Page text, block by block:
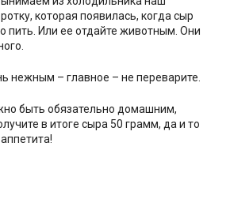
которая появилась, когда сыр
пить. Или ее отдайте животным. Они
нежным – главное – не переварите.
быть обязательно домашним,
в итоге сыра 50 грамм, да и то